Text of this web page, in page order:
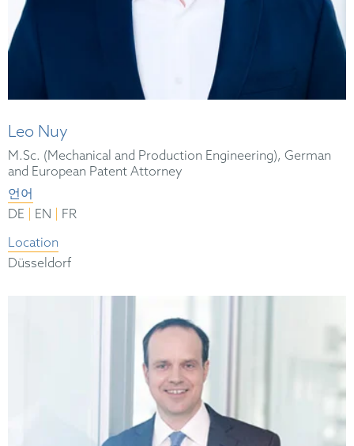
Leo Nuy
M.Sc. (Mechanical and Production Engineering), German
and European Patent Attorney
언어
DE
EN
FR
Location
Düsseldorf